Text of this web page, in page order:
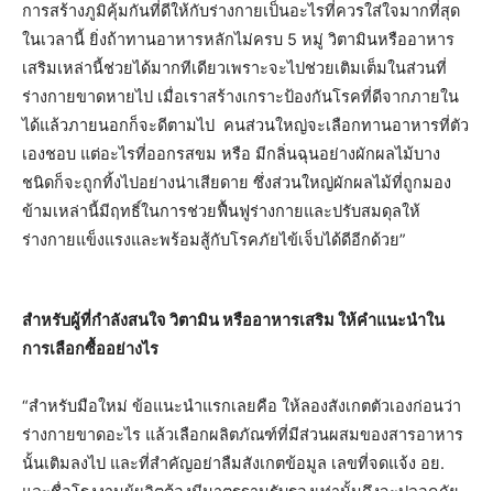
การสร้างภูมิคุ้มกันที่ดีให้กับร่างกายเป็นอะไรที่ควรใส่ใจมากที่สุด
ในเวลานี้ ยิ่งถ้าทานอาหารหลักไม่ครบ 5 หมู่ วิตามินหรืออาหาร
เสริมเหล่านี้ช่วยได้มากทีเดียวเพราะจะไปช่วยเติมเต็มในส่วนที่
ร่างกายขาดหายไป เมื่อเราสร้างเกราะป้องกันโรคที่ดีจากภายใน
ได้แล้วภายนอกก็จะดีตามไป คนส่วนใหญ่จะเลือกทานอาหารที่ตัว
เองชอบ แต่อะไรที่ออกรสขม หรือ มีกลิ่นฉุนอย่างผักผลไม้บาง
ชนิดก็จะถูกทิ้งไปอย่างน่าเสียดาย ซึ่งส่วนใหญ่ผักผลไม้ที่ถูกมอง
ข้ามเหล่านี้มีฤทธิ์ในการช่วยฟื้นฟูร่างกายและปรับสมดุลให้
ร่างกายแข็งแรงและพร้อมสู้กับโรคภัยไข้เจ็บได้ดีอีกด้วย”
สำหรับผู้ที่กำลังสนใจ วิตามิน หรืออาหารเสริม ให้คำแนะนำใน
การเลือกซื้ออย่างไร
“สำหรับมือใหม่ ข้อแนะนำแรกเลยคือ ให้ลองสังเกตตัวเองก่อนว่า
ร่างกายขาดอะไร แล้วเลือกผลิตภัณฑ์ที่มีส่วนผสมของสารอาหาร
นั้นเติมลงไป และที่สำคัญอย่าลืมสังเกตข้อมูล เลขที่จดแจ้ง อย.